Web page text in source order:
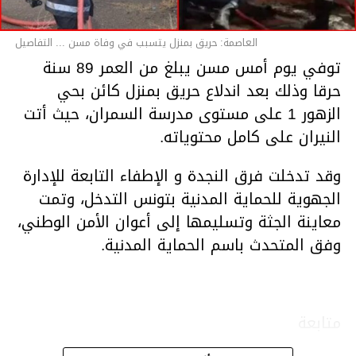
العاصمة: حريق بمنزل يتسبب في وفاة مسن ... التفاصيل
توفي يوم أمس مسن يبلغ من العمر 89 سنة
حرقا وذلك بعد اندلاع حريق بمنزل كائن بحي
الزهور 1 على مستوى مدرسة السمران، حيث أتت
النيران على كامل محتوياته.
وقد تدخلت فرق النجدة و الإطفاء التابعة للإدارة
الجهوية للحماية المدنية بتونس التدخل، وتمت
معاينة الجثة وتسليمها إلى أعوان الأمن الوطني،
وفق المتحدث باسم الحماية المدنية.